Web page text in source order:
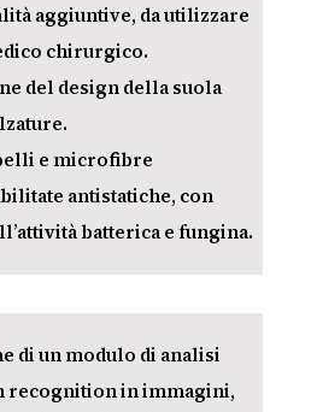
aggiuntive, da utilizzare
chirurgico.
del design della suola
e microfibre
antistatiche, con
batterica e fungina.
di un modulo di analisi
recognition in immagini,